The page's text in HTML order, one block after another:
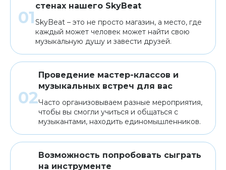
стенах нашего SkyBeat
SkyBeat – это не просто магазин, а место, где
каждый может человек может найти свою
музыкальную душу и завести друзей.
Проведение мастер-классов и
музыкальных встреч для вас
Часто организовываем разные мероприятия,
чтобы вы смогли учиться и общаться с
музыкантами, находить единомышленников.
Возможность попробовать сыграть
на инструменте